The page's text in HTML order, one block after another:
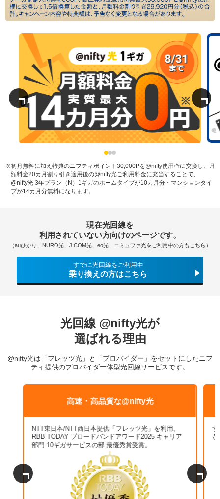
※初月無料に加え特典のニフティポイント30,000Pを@nifty使用権に交換し、月
額料金20カ月割り引き適用後の@nifty光ご利用料金に充当することで、
@nifty光 3年プラン（N）1ギガのホームタイプが10カ月分・マンションタイ
プが14カ月分無料になります。
現在光回線を
利用されていない方向けのページです。
（auひかり、NURO光、J:COM光、eo光、コミュファ光をご利用中の方もこちら）
すでに光回線をご利用中
乗り換えの方はこちら
光回線 @nifty光が
選ばれる理由
@nifty光は「フレッツ光」と「プロバイダー」をセットにしたニフ
ティ提供のプロバイダ一体型光回線サービスです。
高速・高品質な@nifty光
NTT東日本/NTT西日本提供「フレッツ光」を利用。
RBB TODAY ブロードバンドアワード2025 キャリア
部門 10ギガサービスの部 最優秀賞受賞。
す
か